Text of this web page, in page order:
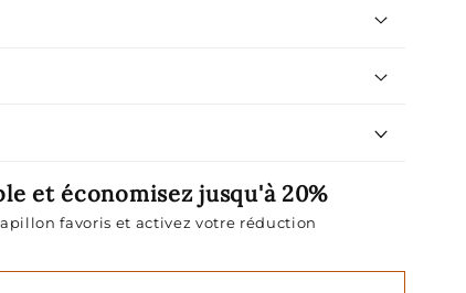
et économisez jusqu'à 20%
favoris et activez votre réduction